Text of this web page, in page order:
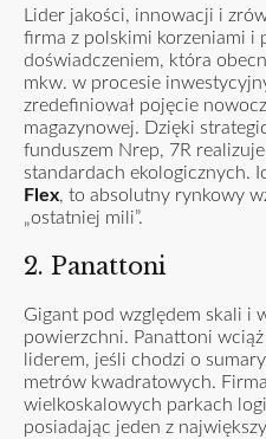
Lider jakości, innowacji i
firma z polskimi korzeniami i
doświadczeniem, która
mkw. w procesie
zredefiniował pojęcie
magazynowej. Dzięki
funduszem Nrep, 7R
standardach ekologicznych.
Flex, to absolutny rynkowy
„ostatniej mili”.
2. Panattoni
Gigant pod względem skali i
powierzchni. Panattoni
liderem, jeśli chodzi o
metrów kwadratowych.
wielkoskalowych parkach
posiadając jeden z